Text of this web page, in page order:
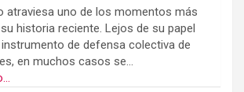
atraviesa uno de los momentos más
historia reciente. Lejos de su papel
de defensa colectiva de
en muchos casos se...